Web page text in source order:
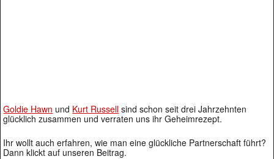
Goldie Hawn und Kurt Russell sind schon seit drei Jahrzehnten
glücklich zusammen und verraten uns ihr Geheimrezept.
Ihr wollt auch erfahren, wie man eine glückliche Partnerschaft führt?
Dann klickt auf unseren Beitrag.